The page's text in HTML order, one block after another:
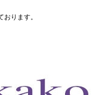
ります。